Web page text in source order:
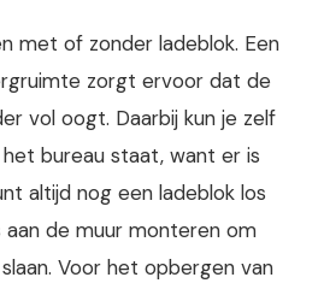
met of zonder ladeblok. Een
zorgt ervoor dat de
vol oogt. Daarbij kun je zelf
bureau staat, want er is
altijd nog een ladeblok los
aan de muur monteren om
Voor het opbergen van